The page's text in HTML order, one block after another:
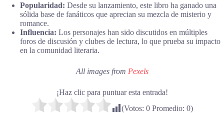
Popularidad: Desde su lanzamiento, este libro ha ganado una
sólida base de fanáticos que aprecian su mezcla de misterio y
romance.
Influencia: Los personajes han sido discutidos en múltiples
foros de discusión y clubes de lectura, lo que prueba su impacto
en la comunidad literaria.
All images from Pexels
¡Haz clic para puntuar esta entrada!
(Votos: 0Promedio: 0)